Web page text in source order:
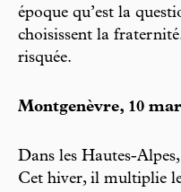
époque qu’est la
choisissent la
risquée.
Montgenèvre, 10
Dans les Hautes-
Cet hiver, il multiplie